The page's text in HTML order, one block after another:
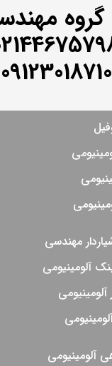
گروه
09123018710
مهندسی
آلومینیومی
آلومینیومی